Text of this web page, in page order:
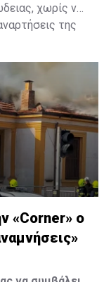
χωρίς να
της
οδόφραγμα
«Corner» o